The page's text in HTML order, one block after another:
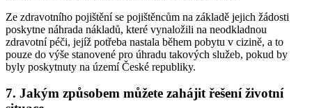
Ze zdravotního pojištění se pojištěncům na základě jejich žádosti
poskytne náhrada nákladů, které vynaložili na neodkladnou
zdravotní péči, jejíž potřeba nastala během pobytu v cizině, a to
pouze do výše stanovené pro úhradu takových služeb, pokud by
byly poskytnuty na území České republiky.
7. Jakým způsobem můžete zahájit řešení životní